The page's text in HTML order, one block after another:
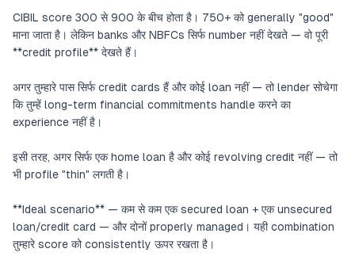
CIBIL score 300 से 900 के बीच होता है। 750+ को generally "good"
माना जाता है। लेकिन banks और NBFCs सिर्फ number नहीं देखते — वो पूरी
**credit profile** देखते हैं।
अगर तुम्हारे पास सिर्फ credit cards हैं और कोई loan नहीं — तो lender सोचेगा
कि तुम्हें long-term financial commitments handle करने का
experience नहीं है।
इसी तरह, अगर सिर्फ एक home loan है और कोई revolving credit नहीं — तो
भी profile "thin" लगती है।
**Ideal scenario** — कम से कम एक secured loan + एक unsecured
loan/credit card — और दोनों properly managed। यही combination
तुम्हारे score को consistently ऊपर रखता है।